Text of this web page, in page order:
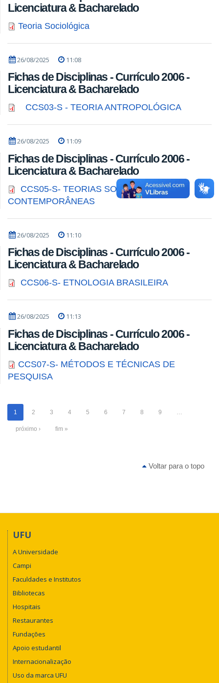
Licenciatura & Bacharelado
Teoria Sociológica
26/08/2025 11:08
Fichas de Disciplinas - Currículo 2006 -
Licenciatura & Bacharelado
CCS03-S - TEORIA ANTROPOLÓGICA
26/08/2025 11:09
Fichas de Disciplinas - Currículo 2006 -
Licenciatura & Bacharelado
CCS05-S- TEORIAS SOCIOLÓGICAS
CONTEMPORÂNEAS
26/08/2025 11:10
Fichas de Disciplinas - Currículo 2006 -
Licenciatura & Bacharelado
CCS06-S- ETNOLOGIA BRASILEIRA
26/08/2025 11:13
Fichas de Disciplinas - Currículo 2006 -
Licenciatura & Bacharelado
CCS07-S- MÉTODOS E TÉCNICAS DE
PESQUISA
1 2 3 4 5 6 7 8 9
próximo › fim »
Voltar para o topo
UFU
A Universidade
Campi
Faculdades e Institutos
Bibliotecas
Hospitais
Restaurantes
Fundações
Apoio estudantil
Internacionalização
Uso da marca UFU